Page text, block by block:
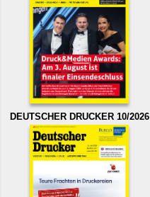
DEUTSCHER DRUCKER 10/2026